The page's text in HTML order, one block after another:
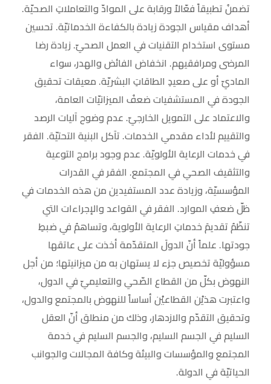
تضمنُ تطبيقاً فعّالاً ورقابة على الموادّ والتعاملاتِ الصحيّة.
أهداف مقياس الجودة زيادة بالكفاءة الخدماتيّة. تحسين
مستوى استخدام التقنيات في العمل الصحيّ. زيادة رضا
المرضى ومرافقيهم. انخفاض الفائض والهدر، سواء
الماديّ أو على صعيدِ الطاقاتِ البشريّة. معيقات تحقيق
الجودة في المستشفيات ضعفُ الميزانيّات العامة،
والاعتماد على التمويل الخارجيّ. عدم وضوح آليات الرصد
والتقييم لأداء مقدمي الخدمات. تآكل البنية التحتيّة. الفقر
في خدمات الرعاية الأولويّة. عدم وجود برامج التوعية
والتثقيف الصحي في المجتمع. الفقر في القدرات
المؤسسيّة، وزيادة عدد المستفيدين من هذه الخدمات في
ظلّ ضعفِ الموارد. الفقر في القواعد والإجراءات التي
تنظّمُ تقديمَ خدماتِ الرعاية الأولوية، وتساهمُ في ضبطِ
جودتها. علماً أنّ الدولَ المتقدّمة أخذت على عاتقها
مسؤوليّة تخصيص جزء لا يستهان به من ميزانيتها؛ من أجل
النهوض بكلّ من القطاع الصّحي والتعليميّ في الدول،
واعتبرت هذيْن القطاعيْن أساساً للنهوض بالمجتمع والدول،
وتحقيق التقدّم والازدهار، وذلك من منطلق أنّ العقل
السليم في الجسم السليم، والجسم السليم في خدمة
المجتمع والمؤسسات والبيئة وكافة المجالات والجوانب
الحياتيّة في الدولة.